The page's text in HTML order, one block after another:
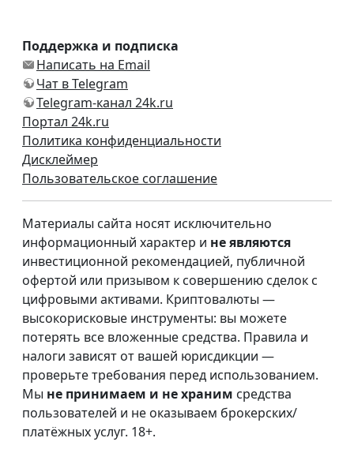
Поддержка и подписка
Написать на Email
Чат в Telegram
Telegram-канал 24k.ru
Портал 24k.ru
Политика конфиденциальности
Дисклеймер
Пользовательское соглашение
Материалы сайта носят исключительно
информационный характер и не являются
инвестиционной рекомендацией, публичной
офертой или призывом к совершению сделок с
цифровыми активами. Криптовалюты —
высокорисковые инструменты: вы можете
потерять все вложенные средства. Правила и
налоги зависят от вашей юрисдикции —
проверьте требования перед использованием.
Мы не принимаем и не храним средства
пользователей и не оказываем брокерских/
платёжных услуг. 18+.